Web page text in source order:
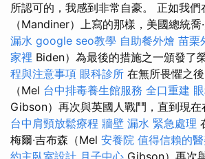
所認可的，我感到非常自豪。 正如我們
（Mandiner）上寫的那樣，美國總統喬
漏水 google seo教學 自助餐外燴 苗栗
家裡 Biden）為最後的措施之一頒發了
程與注意事項 眼科診所 在無所畏懼之
（Mel 台中排毒養生館服務 全口重建
Gibson）再次與英國人戰鬥，直到現在
台中肩頸放鬆療程 牆壁 漏水 緊急處理
梅爾·吉布森（Mel 安養院 值得信賴的
約主臥室設計 月子中心 Gibson）再次